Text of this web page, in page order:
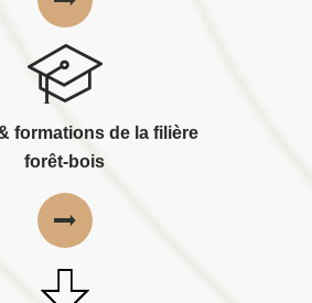
formations de la filière
forêt-bois